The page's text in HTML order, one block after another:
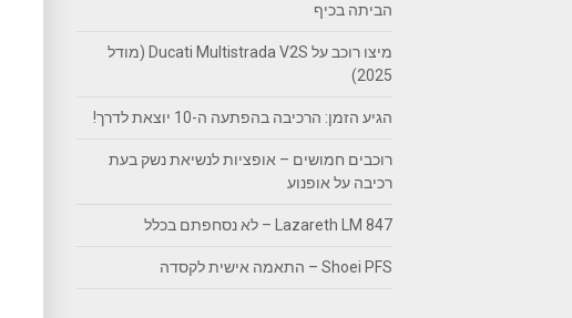
הביתה בכיף
מיצו רוכב על Ducati Multistrada V2S (מודל
2025)
הגיע הזמן: הרכיבה בהפתעה ה-10 יוצאת לדרך!
רוכבים חמושים – אופציות לנשיאת נשק בעת
רכיבה על אופנוע
Lazareth LM 847 – לא נסחפתם בכלל
Shoei PFS – התאמה אישית לקסדה